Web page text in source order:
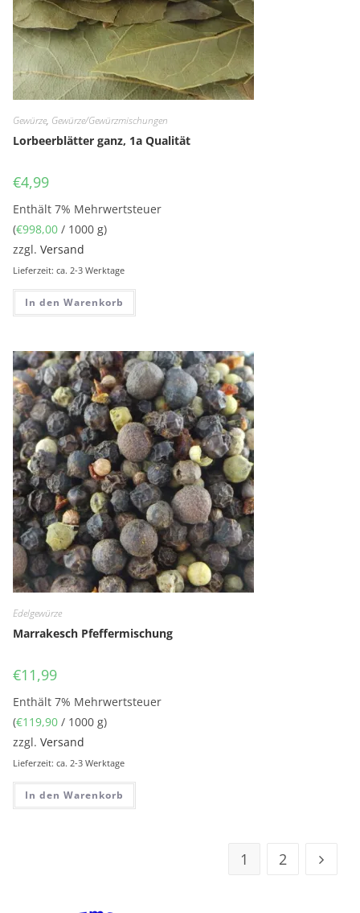
Gewürze, Gewürze/Gewürzmischungen
Lorbeerblätter ganz, 1a Qualität
€4,99
Enthält 7% Mehrwertsteuer
(€998,00 / 1000 g)
zzgl.Versand
Lieferzeit: ca. 2-3 Werktage
In den Warenkorb
Edelgewürze
Marrakesch Pfeffermischung
€11,99
Enthält 7% Mehrwertsteuer
(€119,90 / 1000 g)
zzgl.Versand
Lieferzeit: ca. 2-3 Werktage
In den Warenkorb
1 2